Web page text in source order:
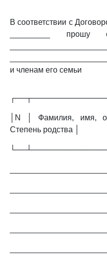
В соответствии с
_________ прошу
и членам его семьи
│N │ Фамилия, имя,
Степень родства │